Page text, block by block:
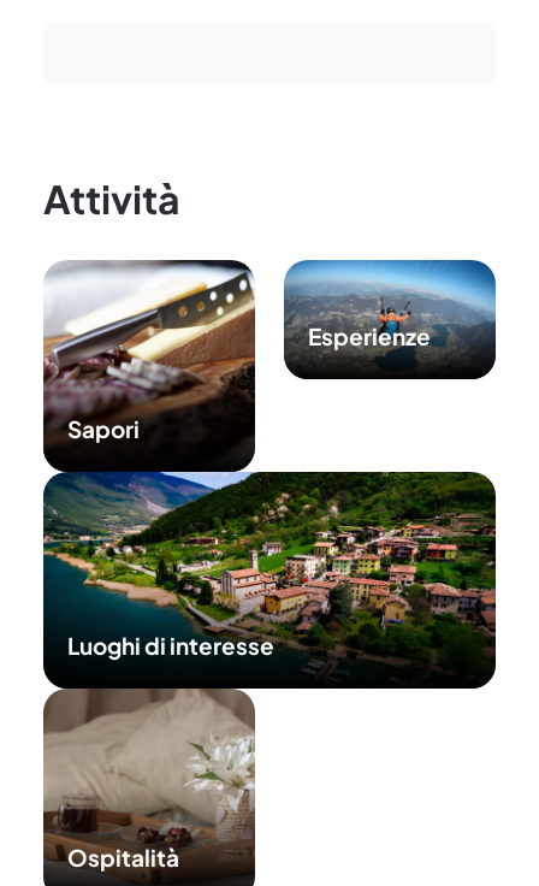
Attività
Sapori
Esperienze
Luoghi di interesse
Ospitalità